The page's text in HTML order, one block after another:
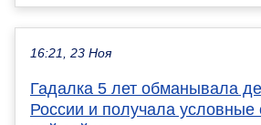
16:21, 23 Ноя
Гадалка 5 лет обманывала
России и получала условные